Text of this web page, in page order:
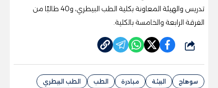
تدريس والهيئة المعاونة بكلية الطب البيطري، و40 طالبًا من
الفرقة الرابعة والخامسة بالكلية.
شارك
سوهاج البيئة مبادرة الطب
الطب البيطري